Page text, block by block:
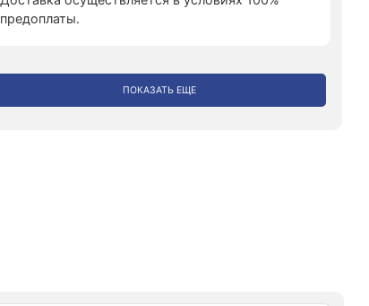
предоплаты.
ПОКАЗАТЬ ЕЩЕ